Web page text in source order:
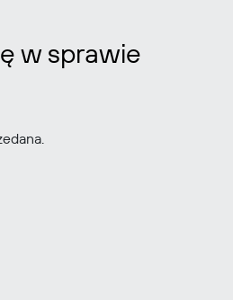
w sprawie